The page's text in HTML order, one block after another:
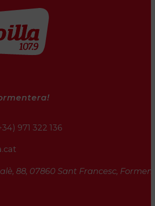
971 322 136
88, 07860 Sant Francesc,